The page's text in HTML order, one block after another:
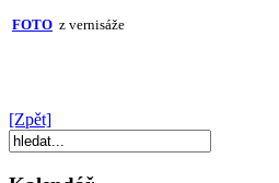
FOTO z vernisáže
[Zpět]